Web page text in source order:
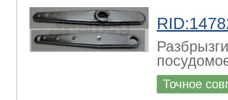
Точное